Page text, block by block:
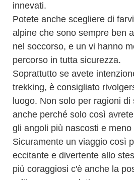
innevati.
Potete anche scegliere di
alpine che sono sempre ben
nel soccorso, e un vi hanno
percorso in tutta sicurezza.
Soprattutto se avete
trekking, è consigliato
luogo. Non solo per ragioni
anche perché solo così
gli angoli più nascosti e meno
Sicuramente un viaggio così
eccitante e divertente allo
più coraggiosi c'è anche la